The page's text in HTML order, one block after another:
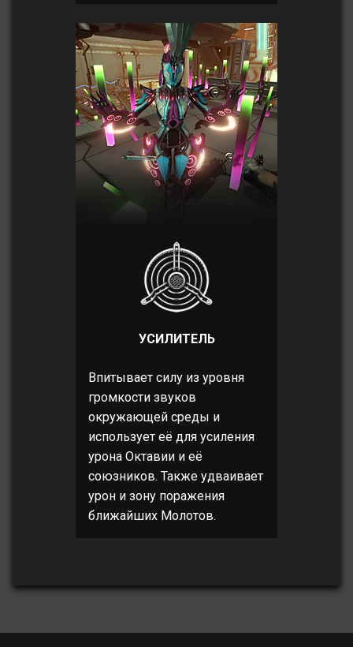
УСИЛИТЕЛЬ
Впитывает силу из уровня
громкости звуков
окружающей среды и
использует её для усиления
урона Октавии и её
союзников. Также удваивает
урон и зону поражения
ближайших Молотов.